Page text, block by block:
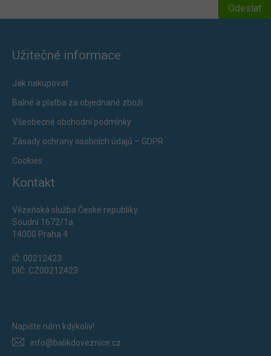
Užitečné informace
Jak nakupovat
Balné a platba za objednané zboží
Všeobecné obchodní podmínky
Zásady ochrany osobních údajů – GDPR
Cookies
Kontakt
Vězeňská služba České republiky
Soudní 1672/1a
14000 Praha 4
IČ: 00212423
DIČ: CZ00212423
Napište nám kdykoliv!
info@balikdoveznice.cz